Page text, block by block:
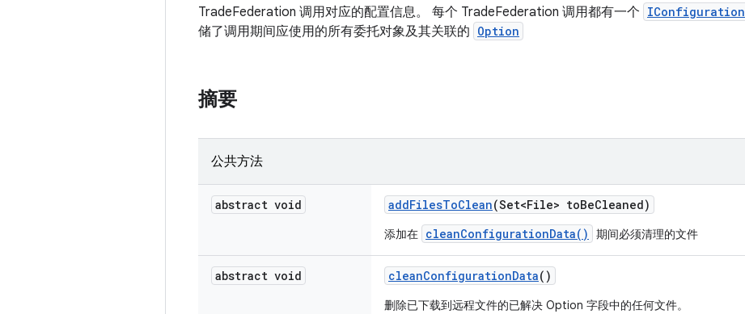
TradeFederation 调用对应的配置信息。 每个 TradeFederation 调用都有一个 IConfiguration
储了调用期间应使用的所有委托对象及其关联的 Option
摘要
公共方法
abstract void addFilesToClean(Set<File> toBeCleaned)
添加在 cleanConfigurationData() 期间必须清理的文件
abstract void cleanConfigurationData()
删除已下载到远程文件的已解决 Option 字段中的任何文件。